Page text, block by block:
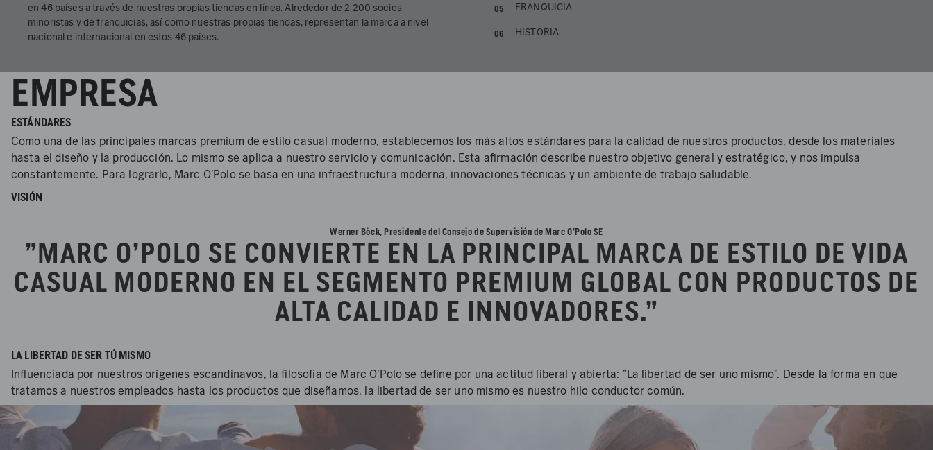
en 46 países a través de nuestras propias tiendas en línea. Alrededor de 2,200 socios
minoristas y de franquicias, así como nuestras propias tiendas, representan la marca a nivel
nacional e internacional en estos 46 países.
FRANQUICIA
HISTORIA
EMPRESA
ESTÁNDARES
Como una de las principales marcas premium de estilo casual moderno, establecemos los más altos estándares para la calidad de nuestros productos, desde los materiales
hasta el diseño y la producción. Lo mismo se aplica a nuestro servicio y comunicación. Esta afirmación describe nuestro objetivo general y estratégico, y nos impulsa
constantemente. Para lograrlo, Marc O'Polo se basa en una infraestructura moderna, innovaciones técnicas y un ambiente de trabajo saludable.
VISIÓN
Werner Böck, Presidente del Consejo de Supervisión de Marc O'Polo SE
"MARC O'POLO SE CONVIERTE EN LA PRINCIPAL MARCA DE ESTILO DE VIDA
CASUAL MODERNO EN EL SEGMENTO PREMIUM GLOBAL CON PRODUCTOS DE
ALTA CALIDAD E INNOVADORES."
LA LIBERTAD DE SER TÚ MISMO
Influenciada por nuestros orígenes escandinavos, la filosofía de Marc O'Polo se define por una actitud liberal y abierta: "La libertad de ser uno mismo". Desde la forma en que
tratamos a nuestros empleados hasta los productos que diseñamos, la libertad de ser uno mismo es nuestro hilo conductor común.